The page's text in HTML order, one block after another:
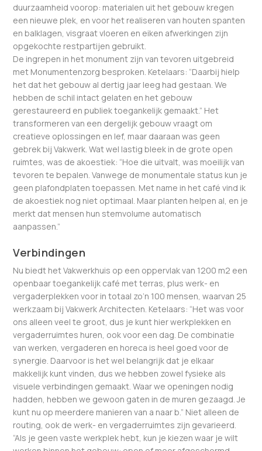
duurzaamheid voorop: materialen uit het gebouw kregen
een nieuwe plek, en voor het realiseren van houten spanten
en balklagen, visgraat vloeren en eiken afwerkingen zijn
opgekochte restpartijen gebruikt.
De ingrepen in het monument zijn van tevoren uitgebreid
met Monumentenzorg besproken. Ketelaars: “Daarbij hielp
het dat het gebouw al dertig jaar leeg had gestaan. We
hebben de schil intact gelaten en het gebouw
gerestaureerd en publiek toegankelijk gemaakt.” Het
transformeren van een dergelijk gebouw vraagt om
creatieve oplossingen en lef, maar daaraan was geen
gebrek bij Vakwerk. Wat wel lastig bleek in de grote open
ruimtes, was de akoestiek: “Hoe die uitvalt, was moeilijk van
tevoren te bepalen. Vanwege de monumentale status kun je
geen plafondplaten toepassen. Met name in het café vind ik
de akoestiek nog niet optimaal. Maar planten helpen al, en je
merkt dat mensen hun stemvolume automatisch
aanpassen.”
Verbindingen
Nu biedt het Vakwerkhuis op een oppervlak van 1200 m2 een
openbaar toegankelijk café met terras, plus werk- en
vergaderplekken voor in totaal zo’n 100 mensen, waarvan 25
werkzaam bij Vakwerk Architecten. Ketelaars: “Het was voor
ons alleen veel te groot, dus je kunt hier werkplekken en
vergaderruimtes huren, ook voor een dag. De combinatie
van werken, vergaderen en horeca is heel goed voor de
synergie. Daarvoor is het wel belangrijk dat je elkaar
makkelijk kunt vinden, dus we hebben zowel fysieke als
visuele verbindingen gemaakt. Waar we openingen nodig
hadden, hebben we gewoon gaten in de muren gezaagd. Je
kunt nu op meerdere manieren van a naar b.” Niet alleen de
routing, ook de werk- en vergaderruimtes zijn gevarieerd.
“Als je geen vaste werkplek hebt, kun je kiezen waar je wilt